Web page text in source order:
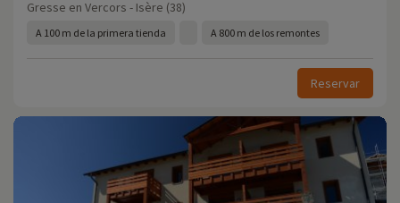
Gresse en Vercors - Isère (38)
A 100 m de la primera tienda A 800 m de los remontes
Reservar